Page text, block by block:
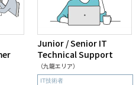
Junior / Senior IT
Technical Support
（九龍エリア）
IT技術者